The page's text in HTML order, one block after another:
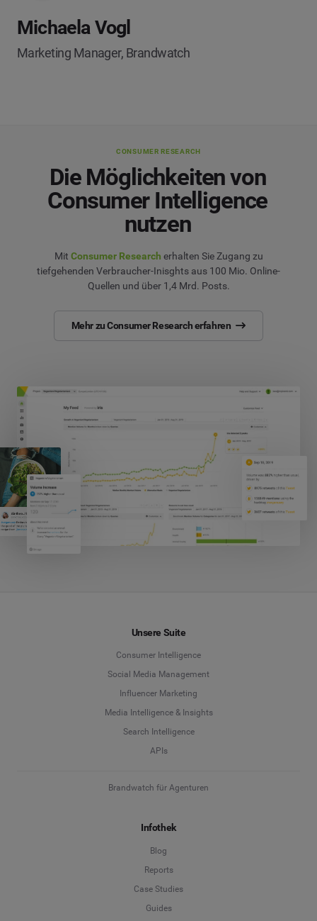
Michaela Vogl
Marketing Manager, Brandwatch
CONSUMER RESEARCH
Die Möglichkeiten von
Consumer Intelligence
nutzen
Mit Consumer Research erhalten Sie Zugang zu
tiefgehenden Verbraucher-Inisghts aus 100 Mio. Online-
Quellen und über 1,4 Mrd. Posts.
Mehr zu Consumer Research erfahren
Unsere Suite
Consumer Intelligence
Social Media Management
Influencer Marketing
Media Intelligence & Insights
Search Intelligence
APIs
Brandwatch für Agenturen
Infothek
Blog
Reports
Case Studies
Guides